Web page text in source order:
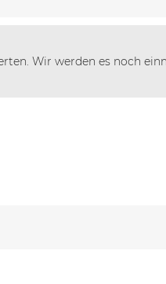
Wir werden es noch